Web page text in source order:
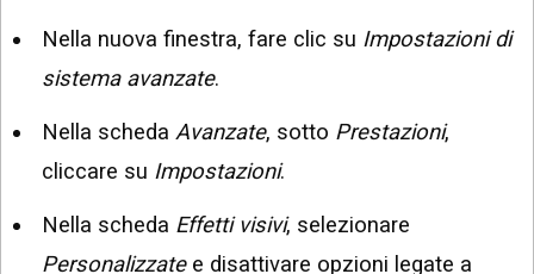
Nella nuova finestra, fare clic su Impostazioni di
sistema avanzate.
Nella scheda Avanzate, sotto Prestazioni,
cliccare su Impostazioni.
Nella scheda Effetti visivi, selezionare
Personalizzatee disattivare opzioni legate a